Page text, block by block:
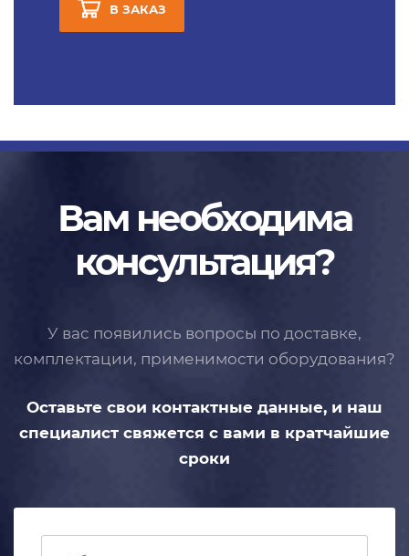
В ЗАКАЗ
Вам необходима
консультация?
У вас появились вопросы по доставке,
комплектации, применимости оборудования?
Оставьте свои контактные данные, и наш
специалист свяжется с вами в кратчайшие
сроки